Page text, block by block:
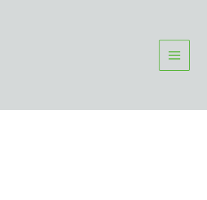
już dzisiaj aby poznać więcej